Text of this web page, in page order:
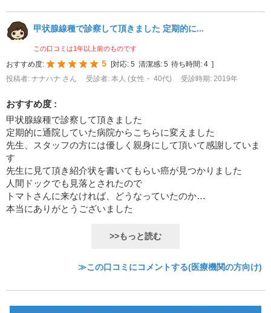
甲状腺線種で診察して頂きました 定期的に...
この口コミは1年以上前のものです
おすすめ度: 5 [対応: 5 清潔感: 5 待ち時間: 4 ]
投稿者: ナナハナ さん
受診者: 本人 (女性・ 40代) 受診時期: 2019年
おすすめ度 :
甲状腺線種で診察して頂きました
定期的に通院していた病院からこちらに変えました
先生、スタッフの方には優しく親身にして頂いて感謝していま
す
先生に見て頂き紹介状を書いてもらい癌が見つかりました
人間ドックでも見落とされたので
トマトさんに来なければ、どうなっていたのか…
本当にありがとうございました
>>もっと読む
≫この口コミにコメントする(医療機関の方向け)